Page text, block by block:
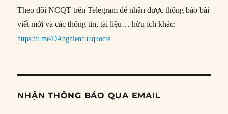
Theo dõi NCQT trên Telegram để nhận được thông báo bài
viết mới và các thông tin, tài liệu… hữu ích khác:
https://t.me/DAnghiencuuquocte
NHẬN THÔNG BÁO QUA EMAIL